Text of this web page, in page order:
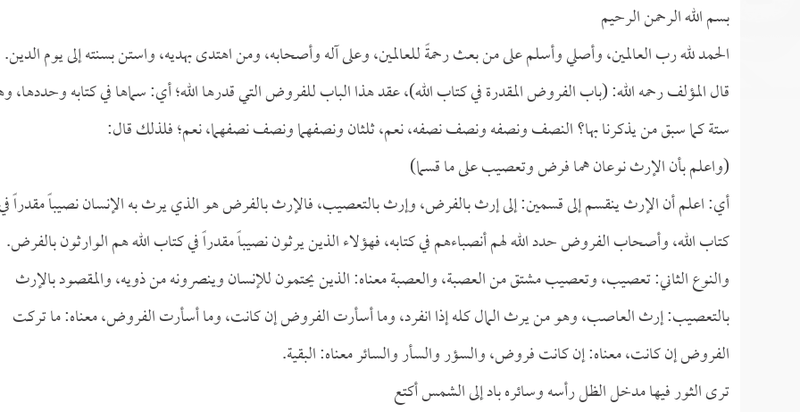
بسم الله الرحمن الرحيم
الحمد لله رب العالمين، وأصلي وأسلم على من بعث رحمةً للعالمين، وعلى آله وأصحابه، ومن اهتدى بهديه، واستن بسنته إلى يوم الدين.
قال المؤلف رحمه الله: (باب الفروض المقدرة في كتاب الله)، عقد هذا الباب للفروض التي قدرها الله؛ أي: سماها في كتابه وحددها،
ستة كما سبق من يذكرنا بها؟ النصف ونصفه ونصف نصفه، نعم، ثلثان ونصفهما ونصف نصفهما، نعم؛ فلذلك قال:
(واعلم بأن الإرث نوعان هما فرض وتعصيب على ما قسما)
أي: اعلم أن الإرث ينقسم إلى قسمين: إلى إرث بالفرض، وإرث بالتعصيب، فالإرث بالفرض هو الذي يرث به الإنسان نصيباً مقدراً
كتاب الله، وأصحاب الفروض حدد الله لهم أنصباءهم في كتابه، فهؤلاء الذين يرثون نصيباً مقدراً في كتاب الله هم الوارثون بالفرض.
والنوع الثاني: تعصيب، وتعصيب مشتق من العصبة، والعصبة معناه: الذين يحتمون للإنسان وينصرونه من ذويه، والمقصود بالإرث
بالتعصيب: إرث العاصب، وهو من يرث المال كله إذا انفرد، وما أسأرت الفروض إن كانت، وما أسأرت الفروض، معناه: ما تركت
الفروض إن كانت، معناه: إن كانت فروض، والسؤر والسأر والسائر معناه: البقية.
ترى الثور فيها مدخل الظل رأسه وسائره باد إلى الشمس أكتع